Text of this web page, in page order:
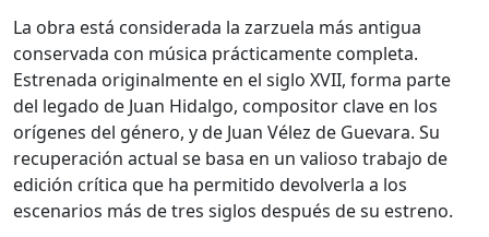
La obra está considerada la zarzuela más antigua
conservada con música prácticamente completa.
Estrenada originalmente en el siglo XVII, forma parte
del legado de Juan Hidalgo, compositor clave en los
orígenes del género, y de Juan Vélez de Guevara. Su
recuperación actual se basa en un valioso trabajo de
edición crítica que ha permitido devolverla a los
escenarios más de tres siglos después de su estreno.